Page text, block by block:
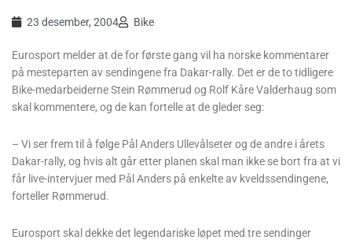
23 desember, 2004 Bike
Eurosport melder at de for første gang vil ha norske kommentarer
på mesteparten av sendingene fra Dakar-rally. Det er de to tidligere
Bike-medarbeiderne Stein Rømmerud og Rolf Kåre Valderhaug som
skal kommentere, og de kan fortelle at de gleder seg:
– Vi ser frem til å følge Pål Anders Ullevålseter og de andre i årets
Dakar-rally, og hvis alt går etter planen skal man ikke se bort fra at vi
får live-intervjuer med Pål Anders på enkelte av kveldssendingene,
forteller Rømmerud.
Eurosport skal dekke det legendariske løpet med tre sendinger